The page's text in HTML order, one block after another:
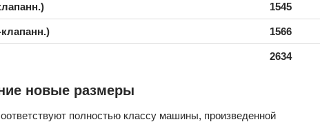
1545
1566
2634
новые размеры
полностью классу машины, произведенной